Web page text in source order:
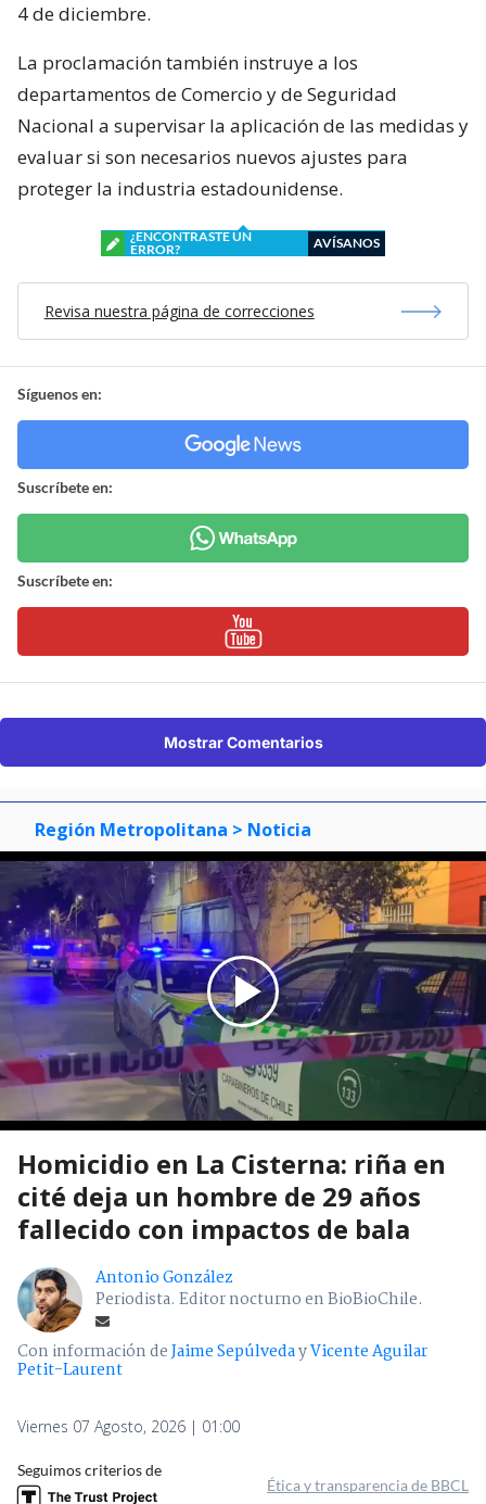
4 de diciembre.
La proclamación también instruye a los
departamentos de Comercio y de Seguridad
Nacional a supervisar la aplicación de las medidas y
evaluar si son necesarios nuevos ajustes para
proteger la industria estadounidense.
¿ENCONTRASTE UN
ERROR?
AVÍSANOS
Revisa nuestra página de correcciones
Síguenos en:
Suscríbete en:
Suscríbete en:
Mostrar Comentarios
Región Metropolitana > Noticia
Homicidio en La Cisterna: riña en
cité deja un hombre de 29 años
fallecido con impactos de bala
Antonio González
Periodista. Editor nocturno en BioBioChile.
Con información deJaime SepúlvedayVicente Aguilar
Petit-Laurent
Viernes 07 Agosto, 2026 | 01:00
Seguimos criterios de
Ética y transparencia de BBCL